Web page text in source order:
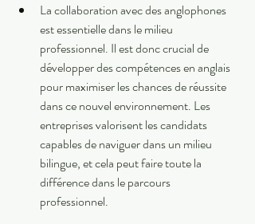
La collaboration avec des anglophones
est essentielle dans le milieu
professionnel. Il est donc crucial de
développer des compétences en anglais
pour maximiser les chances de réussite
dans ce nouvel environnement. Les
entreprises valorisent les candidats
capables de naviguer dans un milieu
bilingue, et cela peut faire toute la
différence dans le parcours
professionnel.